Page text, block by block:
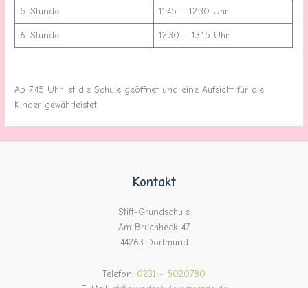
5. Stunde 11:45 – 12:30 Uhr
6. Stunde 12:30 – 13:15 Uhr
Ab 7:45 Uhr ist die Schule geöffnet und eine Aufsicht für die
Kinder gewährleistet.
Kontakt
Stift-Grundschule
Am Bruchheck 47
44263 Dortmund
Telefon: 0231 - 5020780